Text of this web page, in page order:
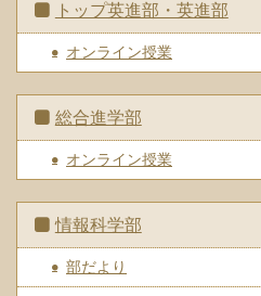
トップ英進部・英進部
オンライン授業
総合進学部
オンライン授業
情報科学部
部だより